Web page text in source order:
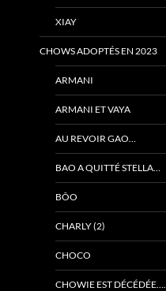
XIAY
CHOWS ADOPTÉS EN 2023
ARMANI
ARMANI ET VAYA
AU REVOIR GAO…
BAO A QUITTÉ STELLA…
BÔO
CHARLY (2)
CHOCO
CHOWIE EST DÉCÉDÉE….